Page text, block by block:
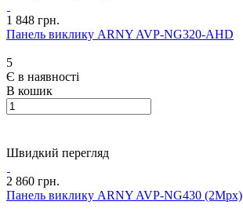
1 848 грн.
Панель виклику ARNY AVP-NG320-AHD
5
Є в наявності
В кошик
Швидкий перегляд
2 860 грн.
Панель виклику ARNY AVP-NG430 (2Mpx)